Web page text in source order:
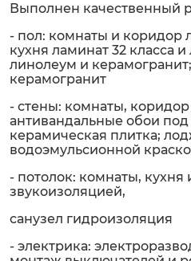
Выполнен качественный
- пол: комнаты и коридор
кухня ламинат 32 класса
линолеум и
керамогранит
- стены: комнаты, коридор
антивандальные обои под
керамическая плитка;
водоэмульсионной
- потолок: комнаты,
звукоизоляцией,
санузел гидроизоляция
- электрика: